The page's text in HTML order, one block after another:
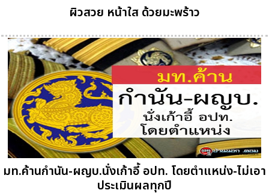
ผิวสวย หน้าใส ด้วยมะพร้าว
มท.ค้านกำนัน-ผญบ.นั่งเก้าอี้ อปท. โดยตำแหน่ง-ไม่เอา
ประเมินผลทุกปี